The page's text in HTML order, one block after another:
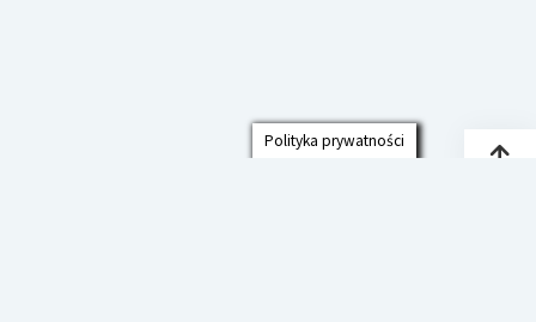
Polityka prywatności